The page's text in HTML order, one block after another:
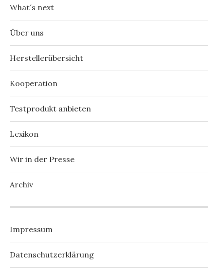
What´s next
Über uns
Herstellerübersicht
Kooperation
Testprodukt anbieten
Lexikon
Wir in der Presse
Archiv
Impressum
Datenschutzerklärung